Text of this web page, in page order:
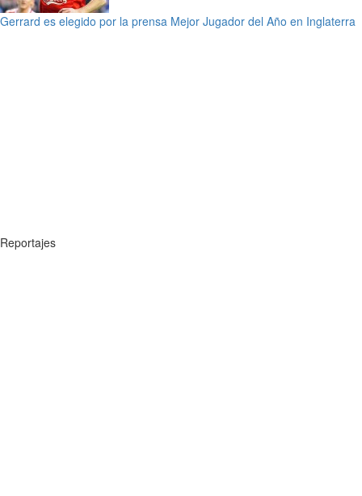
Gerrard es elegido por la prensa Mejor Jugador del Año en Inglaterra
Reportajes